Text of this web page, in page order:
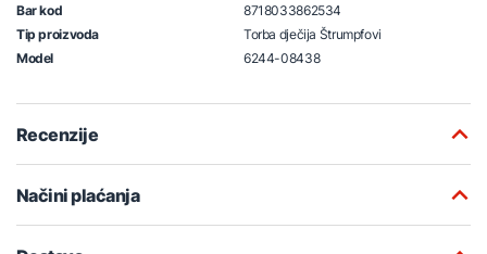
Bar kod
8718033862534
Tip proizvoda
Torba dječija Štrumpfovi
Model
6244-08438
Recenzije
Načini plaćanja